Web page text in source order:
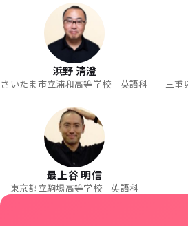
浜野 清澄
さいたま市立浦和高等学校 英語科 三重
最上谷 明信
東京都立駒場高等学校 英語科